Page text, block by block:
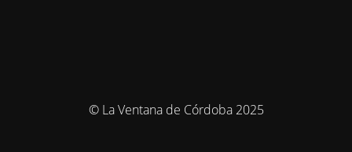
© La Ventana de Córdoba 2025